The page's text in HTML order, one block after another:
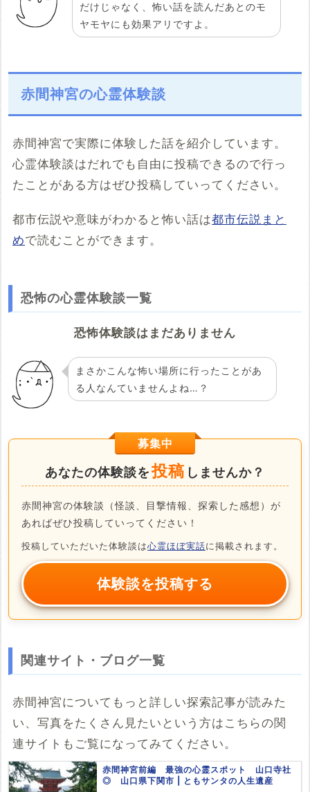
だけじゃなく、怖い話を読んだあとのモ
ヤモヤにも効果アリですよ。
赤間神宮の心霊体験談
赤間神宮で実際に体験した話を紹介しています。
心霊体験談はだれでも自由に投稿できるので行っ
たことがある方はぜひ投稿していってください。
都市伝説や意味がわかると怖い話は都市伝説まと
めで読むことができます。
恐怖の心霊体験談一覧
恐怖体験談はまだありません
まさかこんな怖い場所に行ったことがあ
る人なんていませんよね…？
募集中
あなたの体験談を投稿 しませんか？
赤間神宮の体験談（怪談、目撃情報、探索した感想）が
あればぜひ投稿していってください！
投稿していただいた体験談は心霊ほぼ実話に掲載されます。
体験談を投稿する
関連サイト・ブログ一覧
赤間神宮についてもっと詳しい探索記事が読みた
い、写真をたくさん見たいという方はこちらの関
連サイトもご覧になってみてください。
赤間神宮前編 最強の心霊スポット 山口寺社
◎ 山口県下関市 | ともサンタの人生遺産